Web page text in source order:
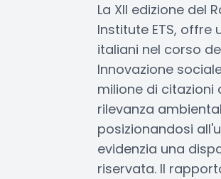
La XII edizione del
Institute ETS,
italiani nel corso
Innovazione
milione di
rilevanza
posizionandosi
evidenzia una
riservata. Il